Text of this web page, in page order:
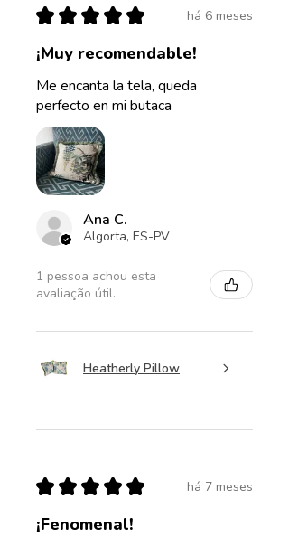
★ ★ ★ ★ ★ há 6 meses
¡Muy recomendable!
Me encanta la tela, queda
perfecto en mi butaca
Ana C.
Algorta, ES-PV
1 pessoa achou esta
avaliação útil.
Heatherly Pillow
★ ★ ★ ★ ★ há 7 meses
¡Fenomenal!